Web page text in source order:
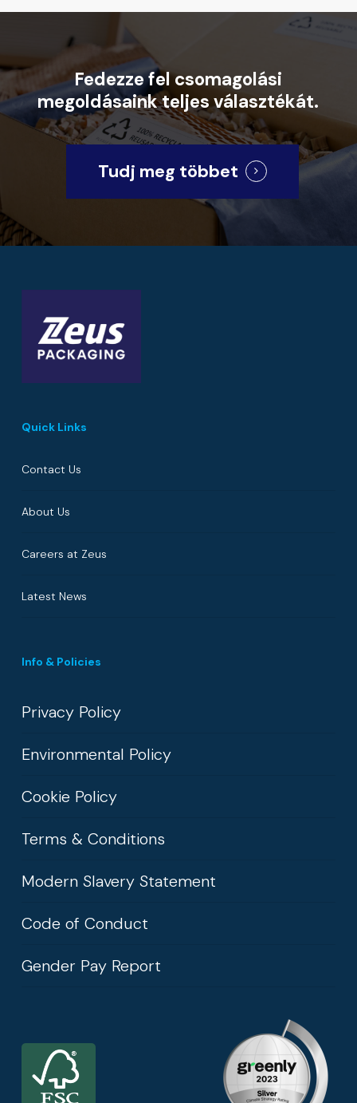
Fedezzefelcsomagolási
megoldásainkteljes választékát.
Tudj meg többet
Quick Links
Contact Us
About Us
Careers at Zeus
Latest News
Info & Policies
Privacy Policy
Environmental Policy
Cookie Policy
Terms & Conditions
Modern Slavery Statement
Code of Conduct
Gender Pay Report